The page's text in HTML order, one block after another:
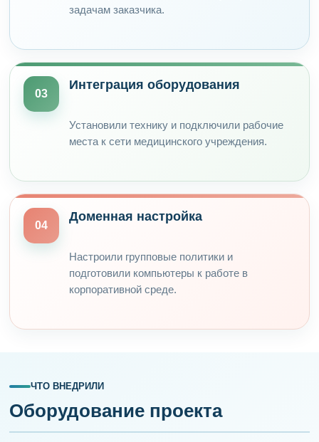
задачам заказчика.
03
Интеграция оборудования
Установили технику и подключили рабочие
места к сети медицинского учреждения.
04
Доменная настройка
Настроили групповые политики и
подготовили компьютеры к работе в
корпоративной среде.
ЧТО ВНЕДРИЛИ
Оборудование проекта